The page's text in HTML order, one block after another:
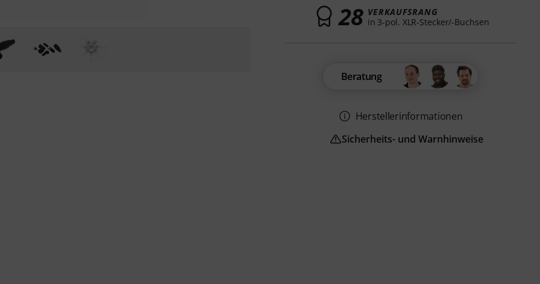
28 VERKAUFSRANG
in 3-pol. XLR-Stecker/-Buchsen
Beratung
Herstellerinformationen
Sicherheits- und Warnhinweise